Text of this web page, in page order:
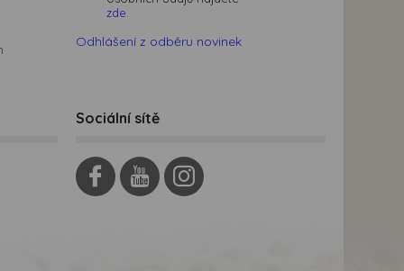
zde.
Odhlášení z odběru novinek
Sociální sítě